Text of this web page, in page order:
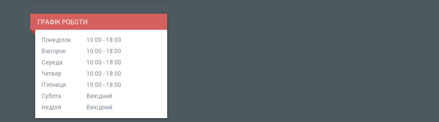
ГРАФІК РОБОТИ
Понеділок 10:00
18:00
Вівторок
10:00
18:00
Середа
10:00
18:00
Четвер
10:00
18:00
Пʼятниця
10:00
18:00
Субота
Вихідний
Неділя
Вихідний